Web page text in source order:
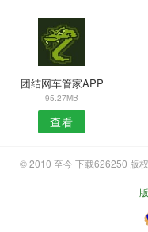
团结网车管家APP
95.27MB
查看
© 2010 至今 下载626250 版